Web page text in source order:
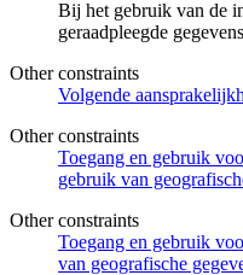
Bij het gebruik van de
geraadpleegde
Other constraints
Volgende
Other constraints
Toegang en gebruik
gebruik van
Other constraints
Toegang en gebruik
van geografische